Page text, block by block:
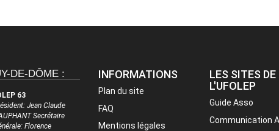
DE-DÔME :
63
Jean Claude
Secrétaire
Florence
INFORMATIONS
Plan du site
FAQ
Mentions légales
LES SITES DE
L'UFOLEP
Guide Asso
Communication